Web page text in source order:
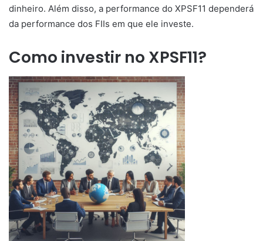
dinheiro. Além disso, a performance do XPSF11 dependerá
da performance dos FIIs em que ele investe.
Como investir no XPSF11?